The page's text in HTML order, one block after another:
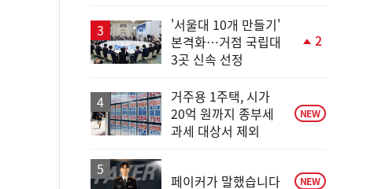
'서울대 10개 만들기'
본격화…거점 국립대
3곳 신속 선정
2
거주용 1주택, 시가
20억 원까지 종부세
과세 대상서 제외
NEW
페이커가 말했습니다 NEW